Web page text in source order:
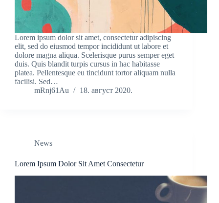
Lorem ipsum dolor sit amet, consectetur adipiscing
elit, sed do eiusmod tempor incididunt ut labore et
dolore magna aliqua. Scelerisque purus semper eget
duis. Quis blandit turpis cursus in hac habitasse
platea. Pellentesque eu tincidunt tortor aliquam nulla
facilisi. Sed…
mRnj61Au
18. август 2020.
News
Lorem Ipsum Dolor Sit Amet Consectetur